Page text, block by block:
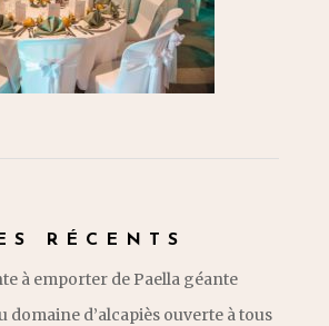
RÉCENTS
à emporter de Paella géante
domaine d’alcapiès ouverte à tous